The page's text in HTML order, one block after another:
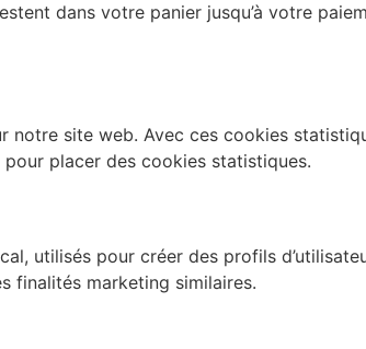
dans votre panier jusqu’à votre
notre site web. Avec ces cookies
placer des cookies statistiques.
utilisés pour créer des profils
finalités marketing similaires.